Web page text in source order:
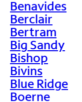
Benavides
Berclair
Bertram
Big Sandy
Bishop
Bivins
Blue Ridge
Boerne